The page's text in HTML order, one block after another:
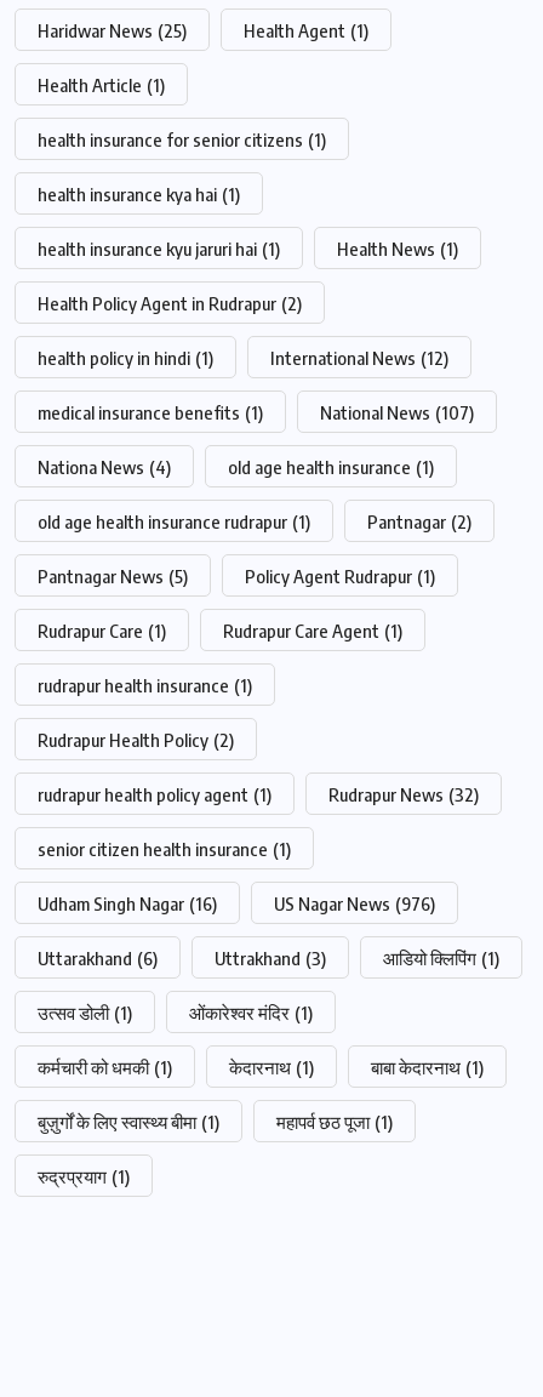
Haridwar News (25) Health Agent (1)
Health Article (1)
health insurance for senior citizens (1)
health insurance kya hai (1)
health insurance kyu jaruri hai (1) Health News (1)
Health Policy Agent in Rudrapur (2)
health policy in hindi (1) International News (12)
medical insurance benefits (1) National News (107)
Nationa News (4) old age health insurance (1)
old age health insurance rudrapur (1) Pantnagar (2)
Pantnagar News (5) Policy Agent Rudrapur (1)
Rudrapur Care (1) Rudrapur Care Agent (1)
rudrapur health insurance (1)
Rudrapur Health Policy (2)
rudrapur health policy agent (1) Rudrapur News (32)
senior citizen health insurance (1)
Udham Singh Nagar (16) US Nagar News (976)
Uttarakhand (6) Uttrakhand (3) आडियो क्लिपिंग (1)
उत्सव डोली (1) ओंकारेश्वर मंदिर (1)
कर्मचारी को धमकी (1) केदारनाथ (1) बाबा केदारनाथ (1)
बुज़ुर्गों के लिए स्वास्थ्य बीमा (1) महापर्व छठ पूजा (1)
रुद्रप्रयाग (1)